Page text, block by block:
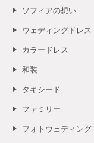
ソフィアの想い
ウェディングドレス
カラードレス
和装
タキシード
ファミリー
フォトウェディング